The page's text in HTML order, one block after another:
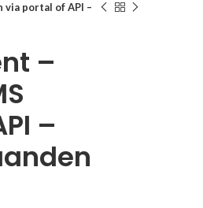
via portal of API –
–
–